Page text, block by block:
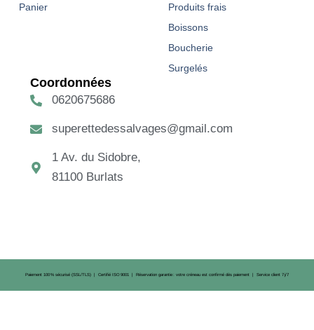
Panier
Produits frais
Boissons
Boucherie
Surgelés
Coordonnées
0620675686
superettedessalvages@gmail.com
1 Av. du Sidobre,
81100 Burlats
Paiement 100 % sécurisé (SSL/TLS) | Certifié ISO 9001 | Réservation garantie : votre créneau est confirmé dès paiement | Service client 7 j/7